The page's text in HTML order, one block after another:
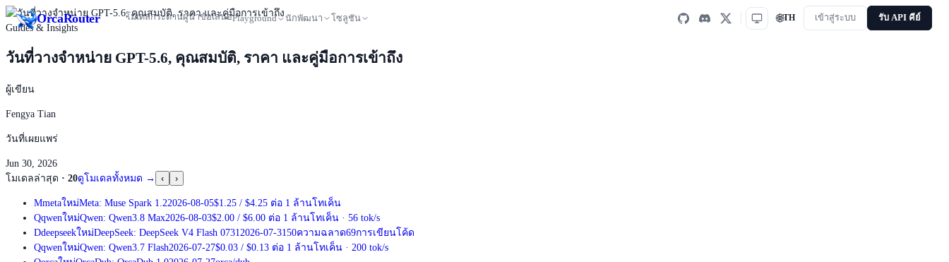
OrcaRouter โมเดลกระดานผู้นำข้อเสนอPlayground นักพัฒนา โซลูชัน 🌐TH เข้าสู่ระบบ รับ API คีย์
Guides & Insights
วันที่วางจำหน่าย GPT-5.6, คุณสมบัติ, ราคา และคู่มือการเข้าถึง
ผู้เขียน
Fengya Tian
วันที่เผยแพร่
Jun 30, 2026
โมเดลล่าสุด · 20ดูโมเดลทั้งหมด → ‹ ›
Mmetaใหม่Meta: Muse Spark 1.22026-08-05$1.25 / $4.25 ต่อ 1 ล้านโทเค็น
Qqwenใหม่Qwen: Qwen3.8 Max2026-08-03$2.00 / $6.00 ต่อ 1 ล้านโทเค็น · 56 tok/s
Ddeepseekใหม่DeepSeek: DeepSeek V4 Flash 0731 2026-07-31 50ความฉลาด69การเขียนโค้ด
Qqwenใหม่Qwen: Qwen3.7 Flash2026-07-27$0.03 / $0.13 ต่อ 1 ล้านโทเค็น · 200 tok/s